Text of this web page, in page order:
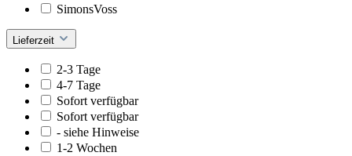
SimonsVoss
Lieferzeit
2-3 Tage
4-7 Tage
Sofort verfügbar
Sofort verfügbar
- siehe Hinweise
1-2 Wochen